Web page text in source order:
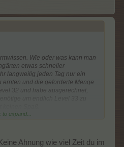
Wie oder was kann man
etwas schneller
langweilig jeden Tag nur ein
ernten und die geforderte Menge
32 und habe ausgerechnet,
to expand...
Ahnung wie viel Zeit du im